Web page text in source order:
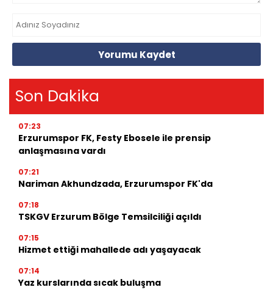
Yorumu Kaydet
Son Dakika
07:23
Erzurumspor FK, Festy Ebosele ile prensip
anlaşmasına vardı
07:21
Nariman Akhundzada, Erzurumspor FK'da
07:18
TSKGV Erzurum Bölge Temsilciliği açıldı
07:15
Hizmet ettiği mahallede adı yaşayacak
07:14
Yaz kurslarında sıcak buluşma